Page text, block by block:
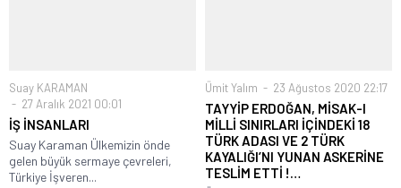
Suay KARAMAN
27 Aralık 2021 00:01
İŞ İNSANLARI
Suay Karaman Ülkemizin önde
gelen büyük sermaye çevreleri,
Türkiye İşveren...
Ümit Yalım 23 Ağustos 2020 22:17
TAYYİP ERDOĞAN, MİSAK-I
MİLLİ SINIRLARI İÇİNDEKİ 18
TÜRK ADASI VE 2 TÜRK
KAYALIĞI’NI YUNAN ASKERİNE
TESLİM ETTİ !…